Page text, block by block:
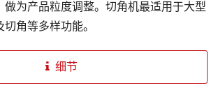
做为产品粒度调整。切角机最适用于大型
角等多样功能。
细节